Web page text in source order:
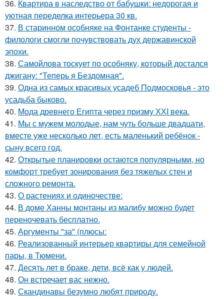
36. Квартира в наследство от бабушки: недорогая и
уютная переделка интерьера 30 кв.
37. В старинном особняке на Фонтанке студенты -
филологи смогли почувствовать дух державинской
эпохи.
38. Самойлова тоскует по особняку, который достался
джигану: "Теперь я Бездомная".
39. Одна из самых красивых усадеб Подмосковья - это
усадьба быково.
40. Мода древнего Египта через призму ХХI века.
41. Мы с мужем молодые, нам чуть больше двадцати,
вместе уже несколько лет, есть маленький ребёнок -
сыну всего год.
42. Открытые планировки остаются популярными, но
комфорт требует зонирования без тяжелых стен и
сложного ремонта.
43. О растениях и одиночестве:
44. В доме Ханны монтаны из малибу можно будет
переночевать бесплатно.
45. Аргументы "за" (плюсы:
46. Реализованный интерьер квартиры для семейной
пары, в Тюмени.
47. Десять лет в браке, дети, всё как у людей.
48. Он встречает вас нежно.
49. Скандинавы безумно любят природу.